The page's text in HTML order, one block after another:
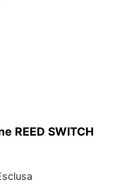
REED SWITCH